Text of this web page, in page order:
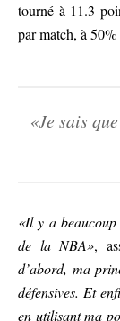
tourné à 11.3
par match, à
«Je sais
«Il y a
de la NBA»,
d’abord, ma
défensives. Et
en utilisant ma